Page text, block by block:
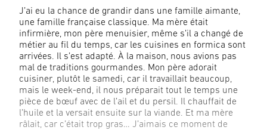
J’ai eu la chance de grandir dans une famille aimante,
une famille française classique. Ma mère était
infirmière, mon père menuisier, même s’il a changé de
métier au fil du temps, car les cuisines en formica sont
arrivées. Il s’est adapté. À la maison, nous avions pas
mal de traditions gourmandes. Mon père adorait
cuisiner, plutôt le samedi, car il travaillait beaucoup,
mais le week-end, il nous préparait tout le temps une
pièce de bœuf avec de l’ail et du persil. Il chauffait de
l’huile et la versait ensuite sur la viande. Et ma mère
râlait, car c’était trop gras… J’aimais ce moment de